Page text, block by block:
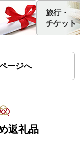
旅行・
チケット
ージへ
返礼品